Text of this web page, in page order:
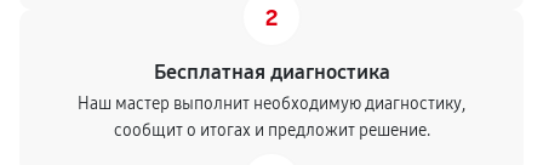
2
Бесплатная диагностика
Наш мастер выполнит необходимую диагностику,
сообщит о итогах и предложит решение.